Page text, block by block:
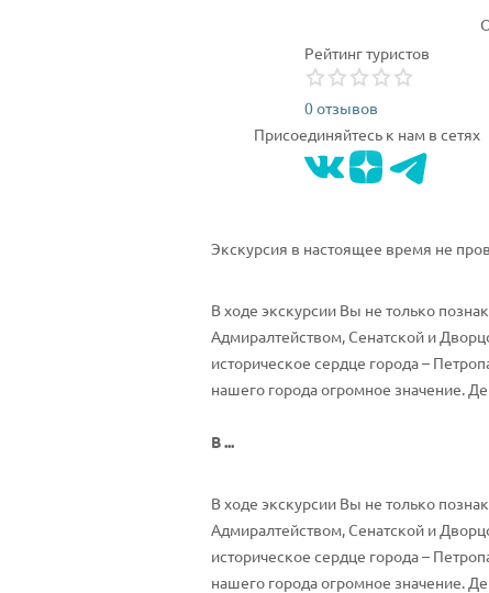
Рейтинг туристов
0 отзывов
Присоединяйтесь к нам в сетях
Экскурсия в настоящее время не
В ходе экскурсии Вы не только
Адмиралтейством, Сенатской и
историческое сердце города –
нашего города огромное значение.
В ...
В ходе экскурсии Вы не только
Адмиралтейством, Сенатской и
историческое сердце города –
нашего города огромное значение.